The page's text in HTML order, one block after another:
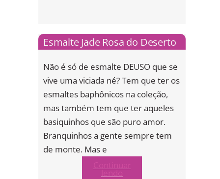
Esmalte Jade Rosa do Deserto
Não é só de esmalte DEUSO que se
vive uma viciada né? Tem que ter os
esmaltes baphônicos na coleção,
mas também tem que ter aqueles
basiquinhos que são puro amor.
Branquinhos a gente sempre tem
de monte. Mas e
lendo